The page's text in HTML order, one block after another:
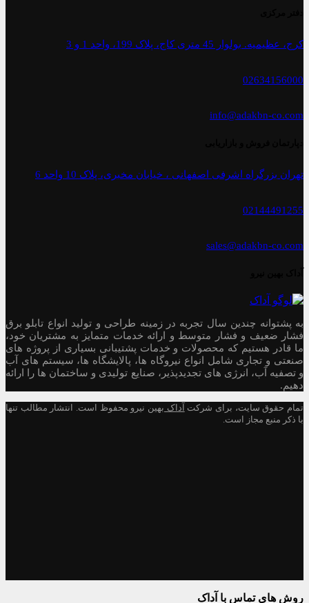
کرج، عظیمیه. بولوار 45 متری کاج، پلاک 199، واحد 1 و 3
02634156000
info@adakbn-co.com
تهران بزرگراه اشرفی اصفهانی ، خیابان مخبری، پلاک 10 واحد 6
02144491255
sales@adakbn-co.com
به پشتوانه چندین سال تجربه در زمینه طراحی و تولید انواع تابلو برق
فشار ضعیف و فشار متوسط و ارائه خدمات متمایز به مشتریان خود،
ما قادر هستیم که محصولات و خدمات پشتیبانی بسیاری از پروژه های
صنعتی و تجاری شامل انواع نیروگاه ها، پالایشگاه ها، سیستم های آب
و تصفیه آب، انرژی های تجدیدپذیر، صنایع تولیدی و ساختمان ها را ارائه
دهیم.
تمام حقوق سایت، برای شرکت آداک بهین نیرو محفوظ است. انتشار مطالب تنها
با ذکر منبع مجاز است.
روش های تماس با آداک